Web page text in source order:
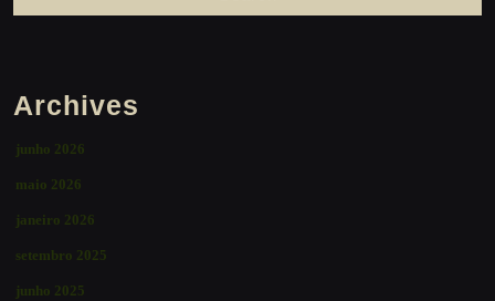
Archives
junho 2026
maio 2026
janeiro 2026
setembro 2025
junho 2025